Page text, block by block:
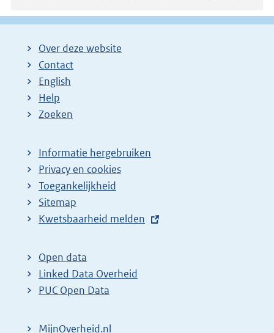
Over deze website
Contact
English
Help
Zoeken
Informatie hergebruiken
Privacy en cookies
Toegankelijkheid
Sitemap
E
t
e
r
Kwetsbaarheid melden
Open data
Linked Data Overheid
PUC Open Data
MijnOverheid.nl